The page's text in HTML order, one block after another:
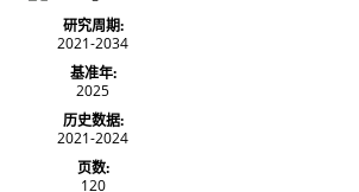
研究周期:
2021-2034
基准年:
2025
历史数据:
2021-2024
页数:
120